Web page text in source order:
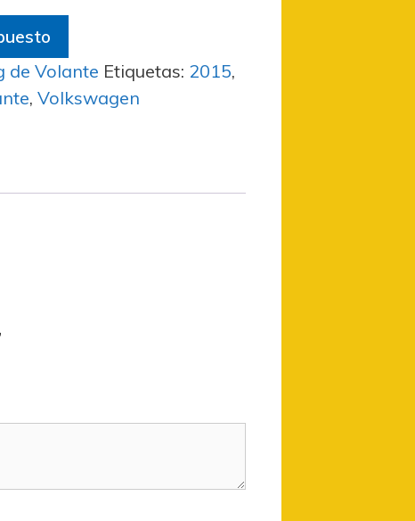
de Volante Etiquetas: 2015,
,Volkswagen